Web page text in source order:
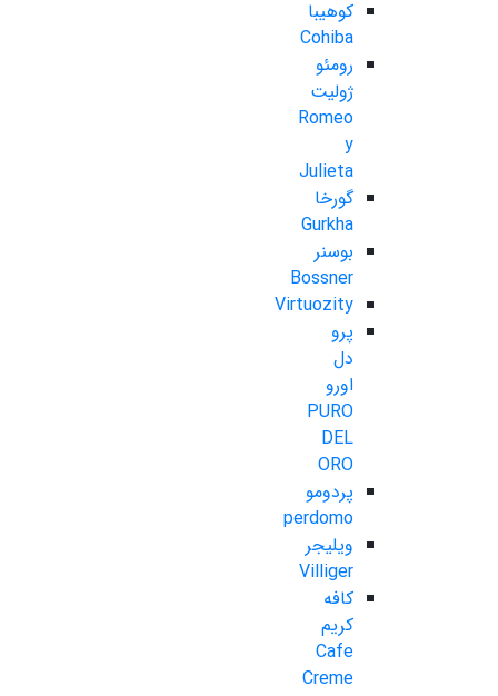
کوهیبا
Cohiba
رومئو
ژولیت
Romeo
y
Julieta
گورخا
Gurkha
بوسنر
Bossner
Virtuozity
پرو
دل
اورو
PURO
DEL
ORO
پردومو
perdomo
ویلیجر
Villiger
کافه
کریم
Cafe
Creme